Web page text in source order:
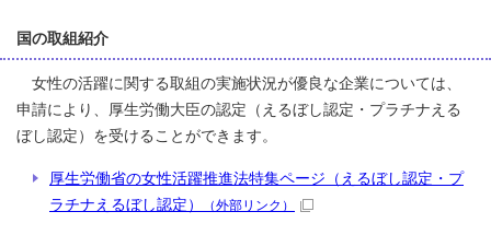
国の取組紹介
女性の活躍に関する取組の実施状況が優良な企業については、
申請により、厚生労働大臣の認定（えるぼし認定・プラチナえる
ぼし認定）を受けることができます。
厚生労働省の女性活躍推進法特集ページ（えるぼし認定・プ
ラチナえるぼし認定）
（外部リンク）